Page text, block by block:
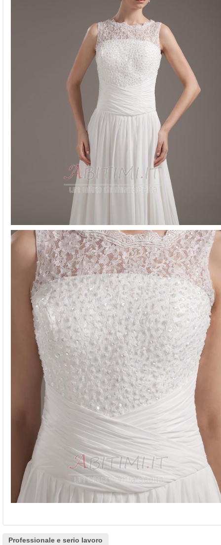
Professionale e serio lavoro